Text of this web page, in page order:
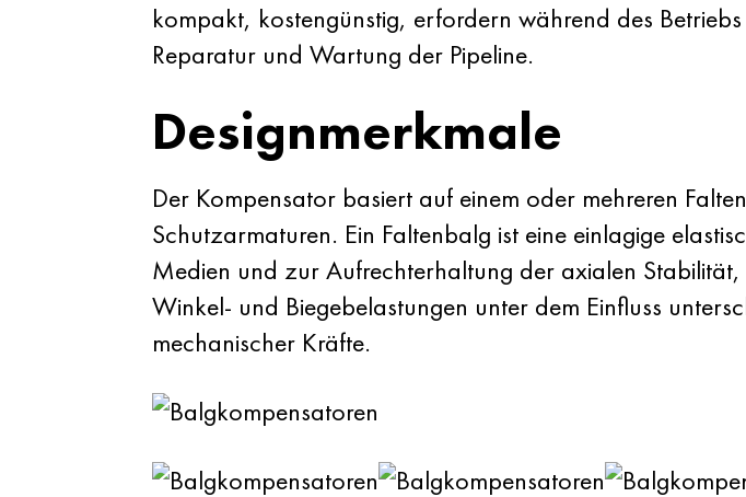
kompakt, kostengünstig, erfordern während des
Reparatur und Wartung der Pipeline.
Designmerkmale
Der Kompensator basiert auf einem oder mehreren
Schutzarmaturen. Ein Faltenbalg ist eine einlagige
Medien und zur Aufrechterhaltung der axialen
Winkel- und Biegebelastungen unter dem Einfluss
mechanischer Kräfte.